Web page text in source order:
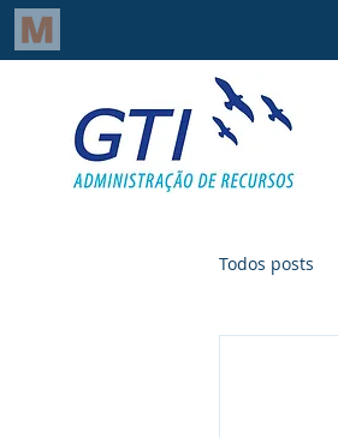
Todos posts